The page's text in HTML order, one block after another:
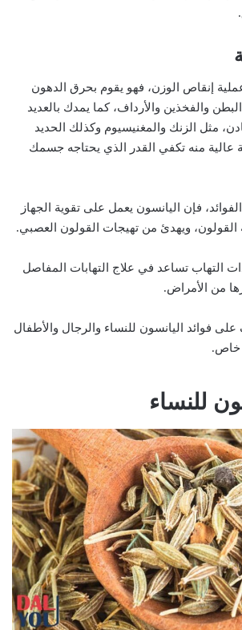
إنقاص الوزن، فهو يقوم بحرق الدهون
والفخذين والأرداف، كما يمدك بالعديد
مثل الزنك والمغنيسيوم وكذلك الحديد
عالية منه تكفي القدر الذي يحتاجه جسمك
فإن اليانسون يعمل على تقوية الجهاز
القولون، ويهدئ من تهيجات القولون العصبي.
التهاب تساعد في علاج التهابات المفاصل
من الأمراض.
على فوائد اليانسون للنساء والرجال والأطفال
خاص.
للنساء